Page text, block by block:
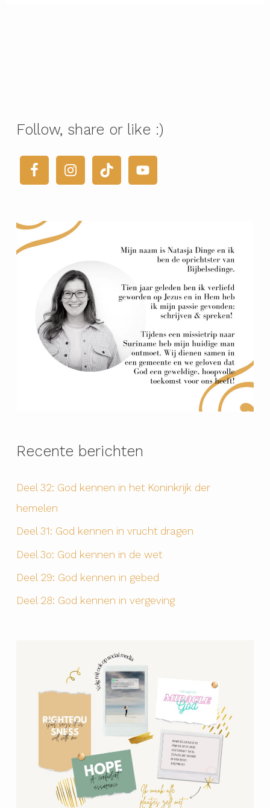
Follow, share or like :)
Recente berichten
Deel 32: God kennen in het Koninkrijk der
hemelen
Deel 31: God kennen in vrucht dragen
Deel 3o: God kennen in de wet
Deel 29: God kennen in gebed
Deel 28: God kennen in vergeving